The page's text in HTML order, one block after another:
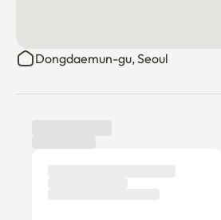
Dongdaemun-gu, Seoul